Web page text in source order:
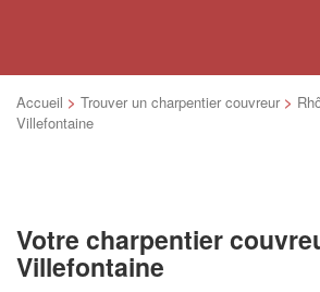
Accueil > Trouver un charpentier couvreur >
Villefontaine
Votre charpentier
Villefontaine